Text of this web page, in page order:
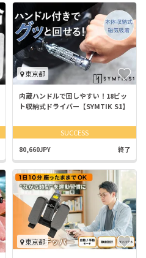
東京都
内蔵ハンドルで回しやすい！18ビッ
ト収納式ドライバー【SYMTIK S1】
SUCCESS
80,660JPY 終了
東京都